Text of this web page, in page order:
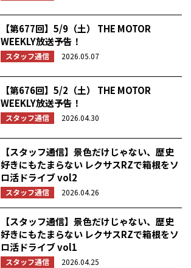
【第677回】5/9（土） THE MOTOR
WEEKLY放送予告！
スタッフ通信 2026.05.07
【第676回】5/2（土） THE MOTOR
WEEKLY放送予告！
スタッフ通信 2026.04.30
【スタッフ通信】景色だけじゃない、歴史
好きにもたまらない レクサスRZで箱根をソ
ロ活ドライブ vol2
スタッフ通信 2026.04.26
【スタッフ通信】景色だけじゃない、歴史
好きにもたまらない レクサスRZで箱根をソ
ロ活ドライブ vol1
スタッフ通信 2026.04.25